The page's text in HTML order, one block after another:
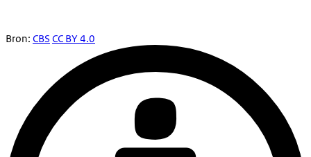
Bron: CBS CC BY 4.0